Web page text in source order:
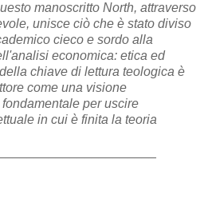
manoscritto North, attraverso
unisce ciò che è stato diviso
cieco e sordo alla
economica: etica ed
chiave di lettura teologica è
come una visione
per uscire
in cui è finita la teoria